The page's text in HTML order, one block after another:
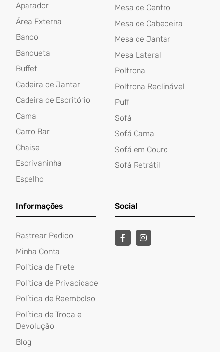
Aparador
Área Externa
Banco
Banqueta
Buffet
Cadeira de Jantar
Cadeira de Escritório
Cama
Carro Bar
Chaise
Escrivaninha
Espelho
Mesa de Centro
Mesa de Cabeceira
Mesa de Jantar
Mesa Lateral
Poltrona
Poltrona Reclinável
Puff
Sofá
Sofá Cama
Sofá em Couro
Sofá Retrátil
Informações
Rastrear Pedido
Minha Conta
Política de Frete
Política de Privacidade
Política de Reembolso
Política de Troca e
Devolução
Blog
Social